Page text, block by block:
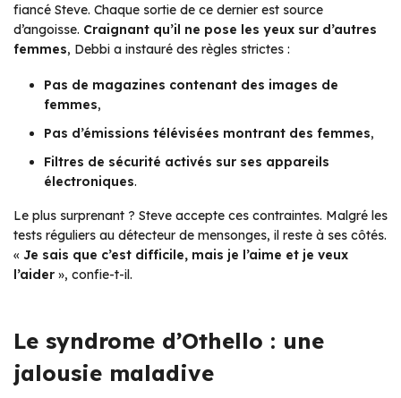
fiancé Steve. Chaque sortie de ce dernier est source
d’angoisse. Craignant qu’il ne pose les yeux sur d’autres
femmes, Debbi a instauré des règles strictes :
Pas de magazines contenant des images de
femmes,
Pas d’émissions télévisées montrant des femmes,
Filtres de sécurité activés sur ses appareils
électroniques.
Le plus surprenant ? Steve accepte ces contraintes. Malgré les
tests réguliers au détecteur de mensonges, il reste à ses côtés.
« Je sais que c’est difficile, mais je l’aime et je veux
l’aider », confie-t-il.
Le syndrome d’Othello : une
jalousie maladive